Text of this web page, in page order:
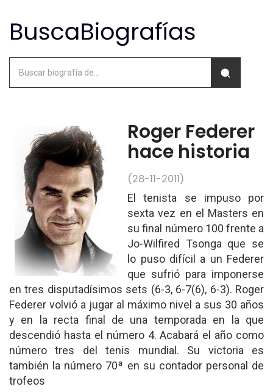
Roger Federer
hace historia
(28-11-2011)
El tenista se impuso por
sexta vez en el Masters en
su final número 100 frente a
Jo-Wilfired Tsonga que se
lo puso difícil a un Federer
que sufrió para imponerse
en tres disputadísimos sets (6-3, 6-7(6), 6-3). Roger
Federer volvió a jugar al máximo nivel a sus 30 años
y en la recta final de una temporada en la que
descendió hasta el número 4. Acabará el año como
número tres del tenis mundial. Su victoria es
también la número 70ª en su contador personal de
trofeos